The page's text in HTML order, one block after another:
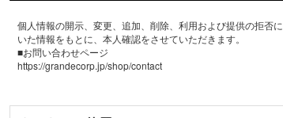
個人情報の開示、変更、追加、削除、利用および提供の拒否
いた情報をもとに、本人確認をさせていただきます。
■お問い合わせページ
https://grandecorp.jp/shop/contact